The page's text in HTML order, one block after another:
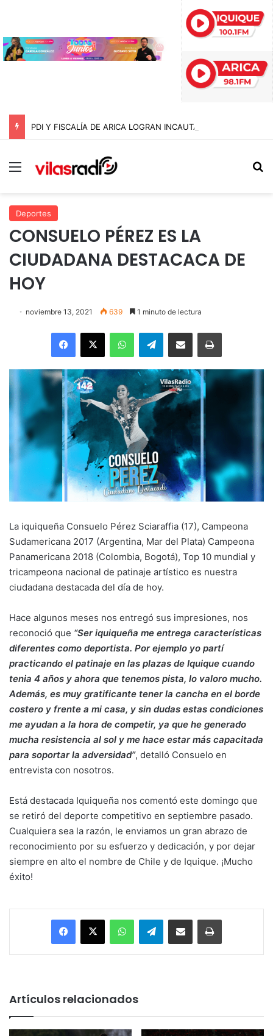
Menú
Deportes
CONSUELO PÉREZ ES LA
CIUDADANA DESTACACA DE
HOY
noviembre 13, 2021 639 1 minuto de lectura
Facebook
X WhatsAppTelegramEnviar vía email Imprimir
La iquiqueña Consuelo Pérez Sciaraffia (17), Campeona
Sudamericana 2017 (Argentina, Mar del Plata) Campeona
Panamericana 2018 (Colombia, Bogotá), Top 10 mundial y
tricampeona nacional de patinaje artístico es nuestra
ciudadana destacada del día de hoy.
Hace algunos meses nos entregó sus impresiones, nos
reconoció que “Ser iquiqueña me entrega características
diferentes como deportista. Por ejemplo yo partí
practicando el patinaje en las plazas de Iquique cuando
tenia 4 años y ahora que tenemos pista, lo valoro mucho.
Además, es muy gratificante tener la cancha en el borde
costero y frente a mi casa, y sin dudas estas condiciones
me ayudan a la hora de competir, ya que he generado
mucha resistencia al sol y me hace estar más capacitada
para soportar la adversidad”, detalló Consuelo en
entrevista con nosotros.
Está destacada Iquiqueña nos comentó este domingo que
se retiró del deporte competitivo en septiembre pasado.
Cualquiera sea la razón, le enviamos un gran abrazo de
reconocimiento por su esfuerzo y dedicación, y por dejar
siempre en alto el nombre de Chile y de Iquique. ¡Mucho
éxito!
Facebook
X WhatsAppTelegramEnviar vía email Imprimir
Artículos relacionados